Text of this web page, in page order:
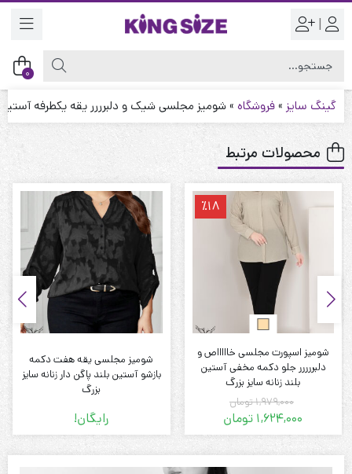
|
0
گینگ سایز »فروشگاه »شومیز مجلسی شیک و دلبرررر یقه یکطرفه آستین
محصولات مرتبط
٪18
شومیز اسپورت مجلسی خاااااص و
دلبررررر جلو دکمه مخفی آستین
بلند زنانه سایز بزرگ
1,979,000تومان
قیمت
اصلی:
1,979,000 تومان
1,624,000 تومان
قیمت
فعلی:
1,624,000 تومان.
شومیز مجلسی یقه هفت دکمه
بازشو آستین بلند پاگن دار زنانه سایز
بزرگ
رایگان!